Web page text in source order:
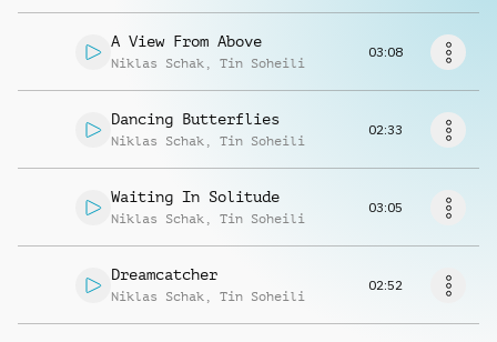
A View From Above
Niklas Schak , Tin Soheili
03:08
Dancing Butterflies
Niklas Schak , Tin Soheili
02:33
Waiting In Solitude
Niklas Schak , Tin Soheili
03:05
Dreamcatcher
Niklas Schak , Tin Soheili
02:52